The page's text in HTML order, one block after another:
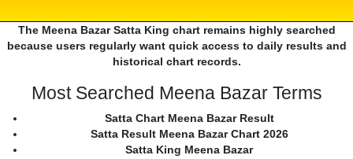
The Meena Bazar Satta King chart remains highly searched
because users regularly want quick access to daily results and
historical chart records.
Most Searched Meena Bazar Terms
Satta Chart Meena Bazar Result
Satta Result Meena Bazar Chart 2026
Satta King Meena Bazar